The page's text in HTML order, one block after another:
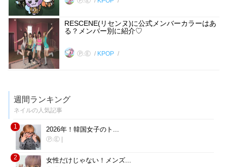
RESCENE(リセンヌ)に公式メンバーカラーはあ
る？メンバー別に紹介♡
Ⓟ.Ⓔ KPOP
週間ランキング
ネイルの人気記事
1 2026年！韓国女子のト...
Ⓟ.Ⓔ
2 女性だけじゃない！メンズ...